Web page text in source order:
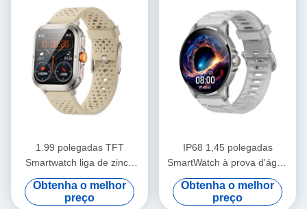
1.99 polegadas TFT
Smartwatch liga de zinco
elegante Smart Watch HD
Display
Obtenha o melhor
preço
IP68 1,45 polegadas
SmartWatch à prova d'água
Bluetooth chamada
Smartwatch com tela HD
Obtenha o melhor
preço